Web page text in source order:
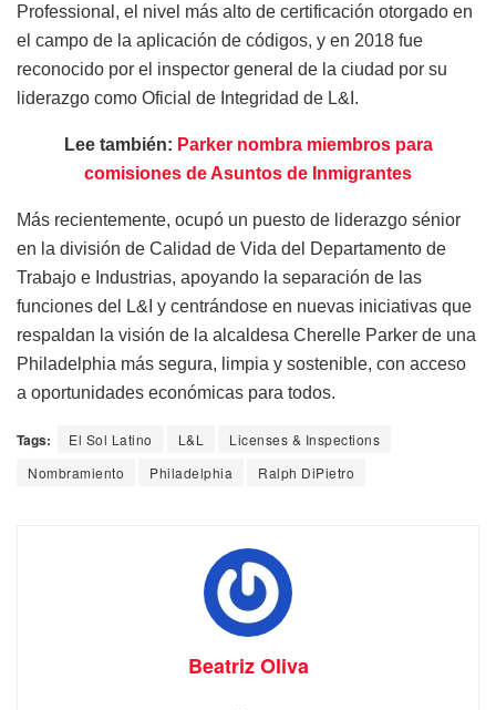
Professional, el nivel más alto de certificación otorgado en
el campo de la aplicación de códigos, y en 2018 fue
reconocido por el inspector general de la ciudad por su
liderazgo como Oficial de Integridad de L&I.
Lee también: Parker nombra miembros para
comisiones de Asuntos de Inmigrantes
Más recientemente, ocupó un puesto de liderazgo sénior
en la división de Calidad de Vida del Departamento de
Trabajo e Industrias, apoyando la separación de las
funciones del L&I y centrándose en nuevas iniciativas que
respaldan la visión de la alcaldesa Cherelle Parker de una
Philadelphia más segura, limpia y sostenible, con acceso
a oportunidades económicas para todos.
Tags: El Sol Latino L&L
Licenses & Inspections
Nombramiento
Philadelphia Ralph DiPietro
Beatriz Oliva